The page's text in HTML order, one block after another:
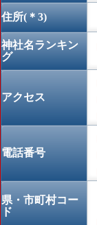
住所(＊3)
神社名ランキン
グ
アクセス
電話番号
県・市町村コー
ド